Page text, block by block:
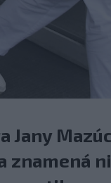
Jany
znamená